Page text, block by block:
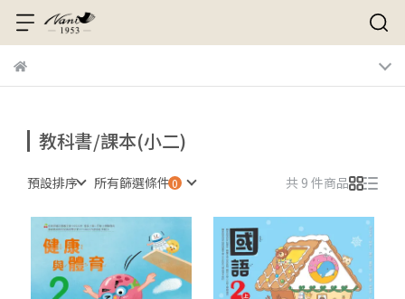
教科書/課本(小二)
預設排序 所有篩選條件 共 9 件商品